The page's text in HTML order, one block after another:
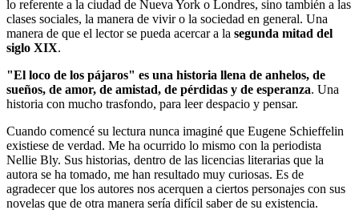
lo referente a la ciudad de Nueva York o Londres, sino también a las
clases sociales, la manera de vivir o la sociedad en general. Una
manera de que el lector se pueda acercar a la segunda mitad del
siglo XIX.
"El loco de los pájaros" es una historia llena de anhelos, de
sueños, de amor, de amistad, de pérdidas y de esperanza. Una
historia con mucho trasfondo, para leer despacio y pensar.
Cuando comencé su lectura nunca imaginé que Eugene Schieffelin
existiese de verdad. Me ha ocurrido lo mismo con la periodista
Nellie Bly. Sus historias, dentro de las licencias literarias que la
autora se ha tomado, me han resultado muy curiosas. Es de
agradecer que los autores nos acerquen a ciertos personajes con sus
novelas que de otra manera sería difícil saber de su existencia.